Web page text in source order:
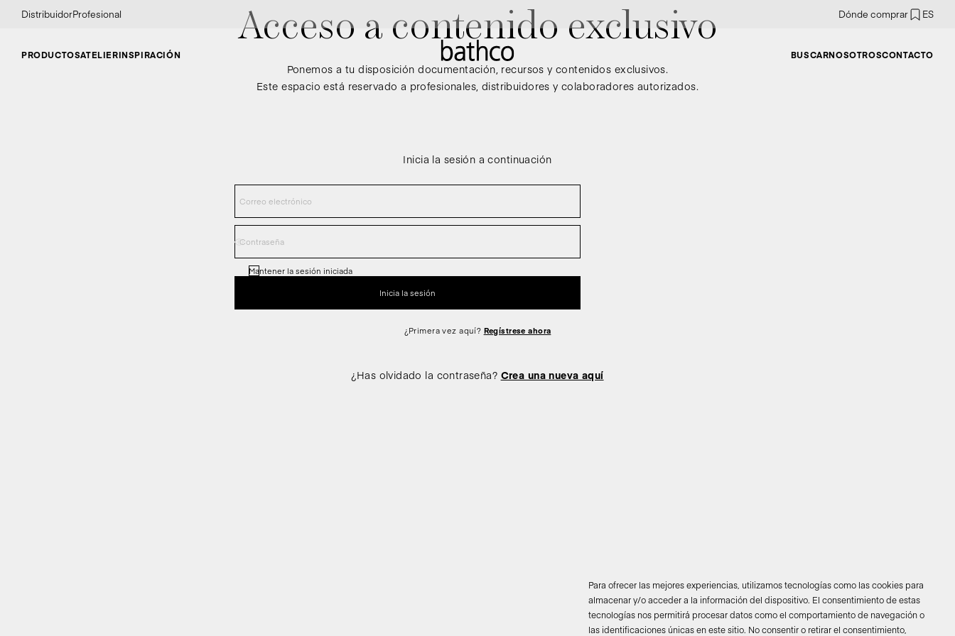
Para ofrecer las mejores experiencias, utilizamos tecnologías como las cookies para
almacenar y/o acceder a la información del dispositivo. El consentimiento de estas
tecnologías nos permitirá procesar datos como el comportamiento de navegación o
las identificaciones únicas en este sitio. No consentir o retirar el consentimiento,
DistribuidorProfesional Dónde comprar ES
PRODUCTOSATELIERINSPIRACIÓN BUSCARNOSOTROSCONTACTO
Acceso a contenido exclusivo
Ponemos a tu disposición documentación, recursos y contenidos exclusivos.
Este espacio está reservado a profesionales, distribuidores y colaboradores autorizados.
Inicia la sesión a continuación
Mantener la sesión iniciada
¿Primera vez aquí? Regístrese ahora
¿Has olvidado la contraseña? Crea una nueva aquí